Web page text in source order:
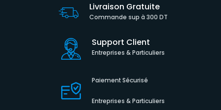
Livraison Gratuite
Commande sup à 300 DT
Support Client
Entreprises & Particuliers
Paiement Sécurisé
Entreprises & Particuliers